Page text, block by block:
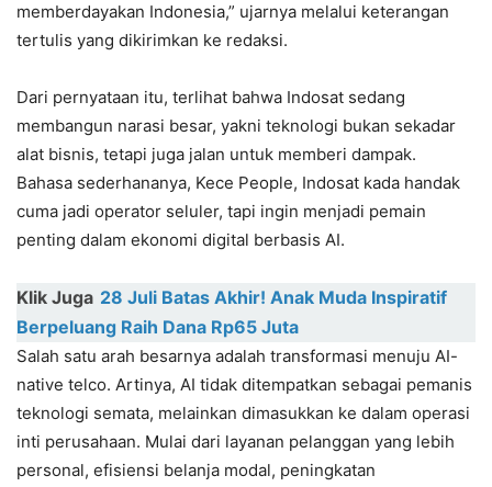
memberdayakan Indonesia,” ujarnya melalui keterangan
tertulis yang dikirimkan ke redaksi.
Dari pernyataan itu, terlihat bahwa Indosat sedang
membangun narasi besar, yakni teknologi bukan sekadar
alat bisnis, tetapi juga jalan untuk memberi dampak.
Bahasa sederhananya, Kece People, Indosat kada handak
cuma jadi operator seluler, tapi ingin menjadi pemain
penting dalam ekonomi digital berbasis AI.
Klik Juga 28 Juli Batas Akhir! Anak Muda Inspiratif
Berpeluang Raih Dana Rp65 Juta
Salah satu arah besarnya adalah transformasi menuju AI-
native telco. Artinya, AI tidak ditempatkan sebagai pemanis
teknologi semata, melainkan dimasukkan ke dalam operasi
inti perusahaan. Mulai dari layanan pelanggan yang lebih
personal, efisiensi belanja modal, peningkatan